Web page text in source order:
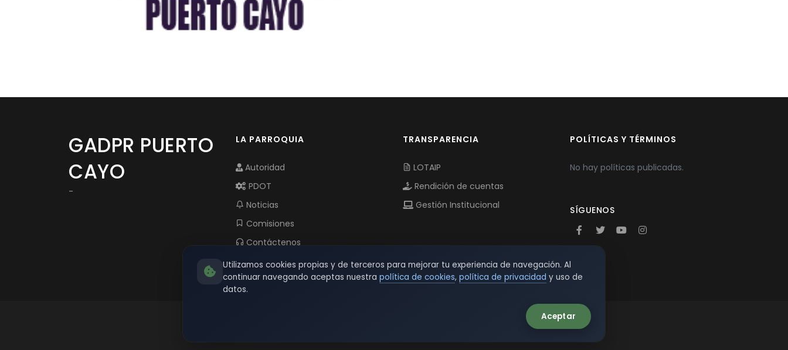
GADPR PUERTO
CAYO
-
LA PARROQUIA
Autoridad
PDOT
Noticias
Comisiones
Contáctenos
TRANSPARENCIA
LOTAIP
Rendición de cuentas
Gestión Institucional
POLÍTICAS Y TÉRMINOS
No hay políticas publicadas.
SÍGUENOS
Utilizamos cookies propias y de terceros para mejorar tu experiencia de navegación. Al
continuar navegando aceptas nuestra política de cookies, política de privacidad y uso de
datos.
Aceptar